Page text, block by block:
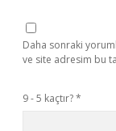
Daha sonraki
ve site adresim bu
9 - 5 kaçtır?*